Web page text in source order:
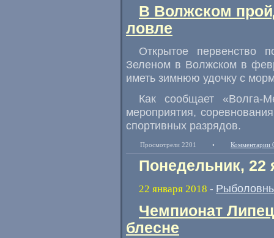
В Волжском
ловле
Открытое первенство
Зеленом в Волжском в
иметь зимнюю удочку с
Как сообщает
«Волга-
мероприятия,
спортивных разрядов.
Просмотрели 2201 • Комментарии
Понедельник, 22
22 января 2018 -
Чемпионат
блесне